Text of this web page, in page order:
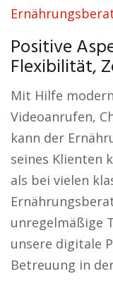
Positive
Flexibilität,
Mit Hilfe
Videoanrufen,
kann der
seines Klienten
als bei vielen
unregelmäßige
unsere digitale
Betreuung in